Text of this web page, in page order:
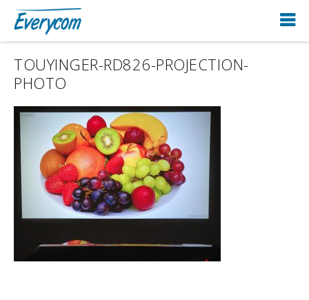
TOUYINGER-RD826-PROJECTION-
PHOTO